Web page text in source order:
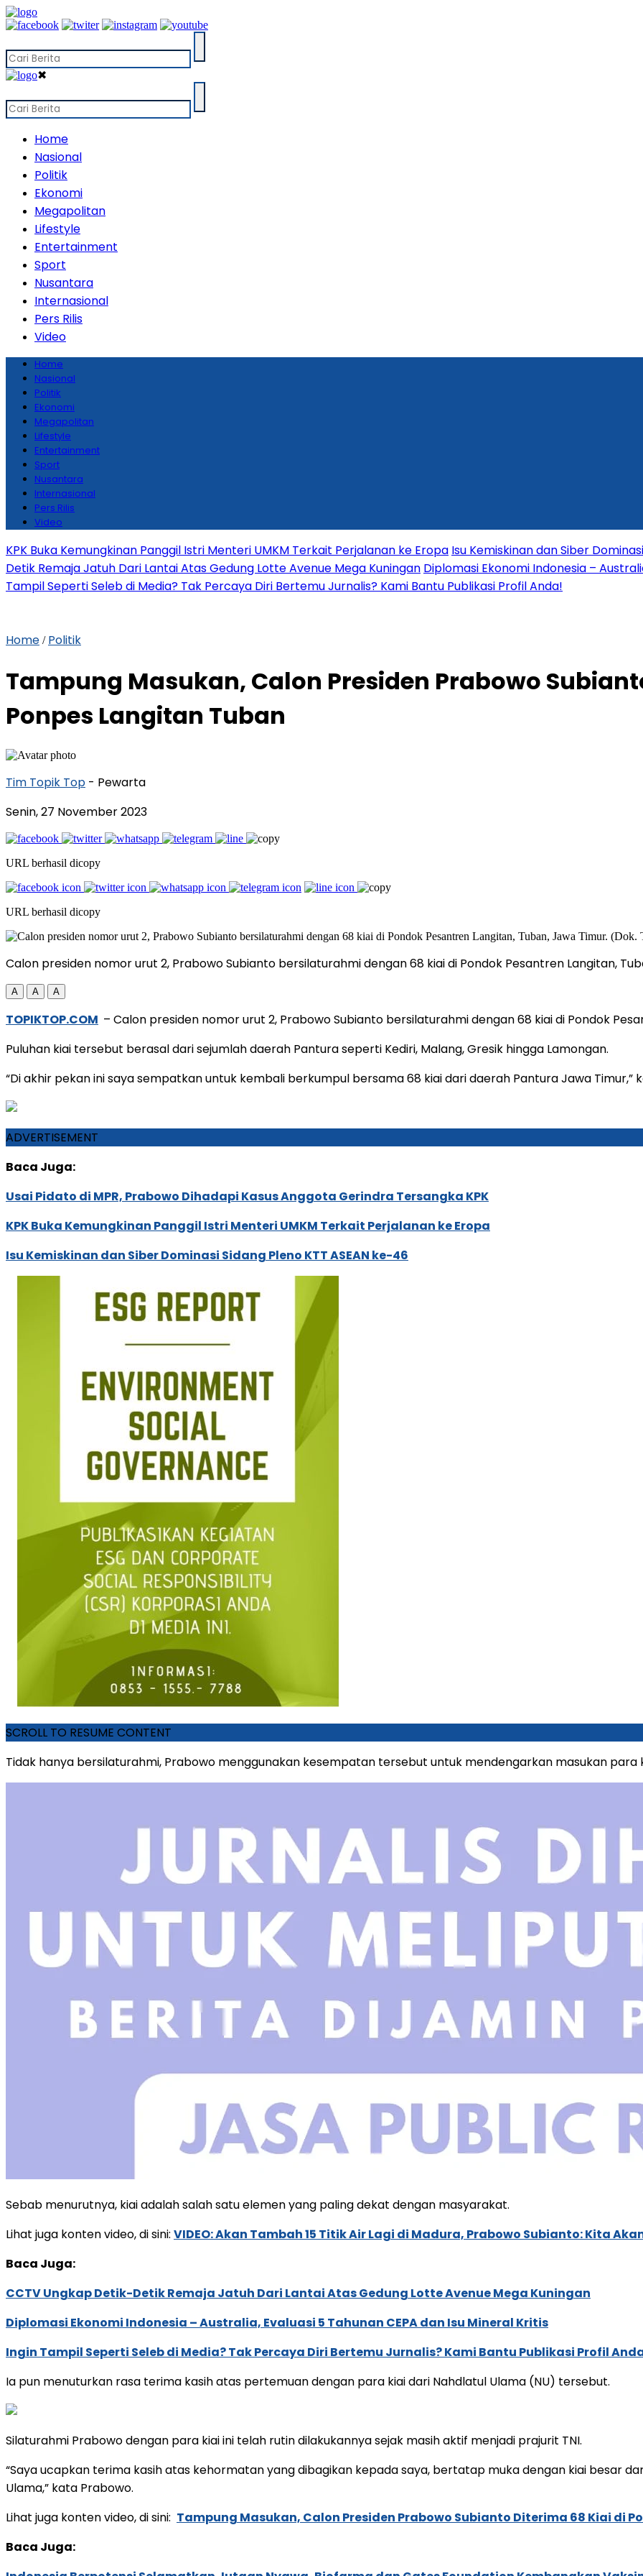
✖
Home
Nasional
Politik
Ekonomi
Megapolitan
Lifestyle
Entertainment
Sport
Nusantara
Internasional
Pers Rilis
Video
Home
Nasional
Politik
Ekonomi
Megapolitan
Lifestyle
Entertainment
Sport
Nusantara
Internasional
Pers Rilis
Video
KPK Buka Kemungkinan Panggil Istri Menteri UMKM Terkait Perjalanan ke Eropa Isu Kemiskinan dan Siber
Detik Remaja Jatuh Dari Lantai Atas Gedung Lotte Avenue Mega Kuningan Diplomasi Ekonomi Indonesia –
Tampil Seperti Seleb di Media? Tak Percaya Diri Bertemu Jurnalis? Kami Bantu Publikasi Profil Anda!
Home / Politik
Tampung Masukan, Calon Presiden Prabowo
Ponpes Langitan Tuban
Tim Topik Top - Pewarta
Senin, 27 November 2023
URL berhasil dicopy
URL berhasil dicopy
Calon presiden nomor urut 2, Prabowo Subianto bersilaturahmi dengan 68 kiai di Pondok Pesantren Langitan,
A A A
TOPIKTOP.COM – Calon presiden nomor urut 2, Prabowo Subianto bersilaturahmi dengan 68 kiai di Pondok
Puluhan kiai tersebut berasal dari sejumlah daerah Pantura seperti Kediri, Malang, Gresik hingga Lamongan.
“Di akhir pekan ini saya sempatkan untuk kembali berkumpul bersama 68 kiai dari daerah Pantura Jawa
ADVERTISEMENT
Baca Juga:
Usai Pidato di MPR, Prabowo Dihadapi Kasus Anggota Gerindra Tersangka KPK
KPK Buka Kemungkinan Panggil Istri Menteri UMKM Terkait Perjalanan ke Eropa
Isu Kemiskinan dan Siber Dominasi Sidang Pleno KTT ASEAN ke-46
SCROLL TO RESUME CONTENT
Tidak hanya bersilaturahmi, Prabowo menggunakan kesempatan tersebut untuk mendengarkan masukan para
Sebab menurutnya, kiai adalah salah satu elemen yang paling dekat dengan masyarakat.
Lihat juga konten video, di sini: VIDEO: Akan Tambah 15 Titik Air Lagi di Madura, Prabowo Subianto: Kita
Baca Juga:
CCTV Ungkap Detik-Detik Remaja Jatuh Dari Lantai Atas Gedung Lotte Avenue Mega Kuningan
Diplomasi Ekonomi Indonesia – Australia, Evaluasi 5 Tahunan CEPA dan Isu Mineral Kritis
Ingin Tampil Seperti Seleb di Media? Tak Percaya Diri Bertemu Jurnalis? Kami Bantu Publikasi Profil
Ia pun menuturkan rasa terima kasih atas pertemuan dengan para kiai dari Nahdlatul Ulama (NU) tersebut.
Silaturahmi Prabowo dengan para kiai ini telah rutin dilakukannya sejak masih aktif menjadi prajurit TNI.
“Saya ucapkan terima kasih atas kehormatan yang dibagikan kepada saya, bertatap muka dengan kiai besar
Ulama,” kata Prabowo.
Lihat juga konten video, di sini: Tampung Masukan, Calon Presiden Prabowo Subianto Diterima 68 Kiai di
Baca Juga: